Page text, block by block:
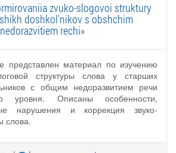
zvuko-slogovoi struktury
doshkol'nikov s obshchim
nedorazvitiem rechi»
представлен материал по изучению
структуры слова у старших
с общим недоразвитием речи
уровня. Описаны особенности,
нарушения и коррекция звуко-
слова.